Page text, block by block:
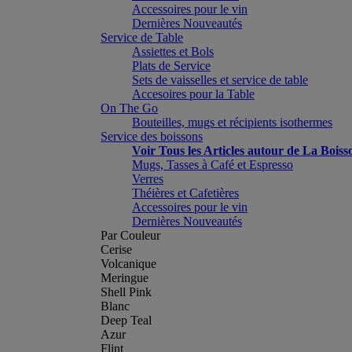
Accessoires pour le vin
Dernières Nouveautés
Service de Table
Assiettes et Bols
Plats de Service
Sets de vaisselles et service de table
Accesoires pour la Table
On The Go
Bouteilles, mugs et récipients isothermes
Service des boissons
Voir Tous les Articles autour de La
Mugs, Tasses à Café et Espresso
Verres
Théières et Cafetières
Accessoires pour le vin
Dernières Nouveautés
Par Couleur
Cerise
Volcanique
Meringue
Shell Pink
Blanc
Deep Teal
Azur
Flint